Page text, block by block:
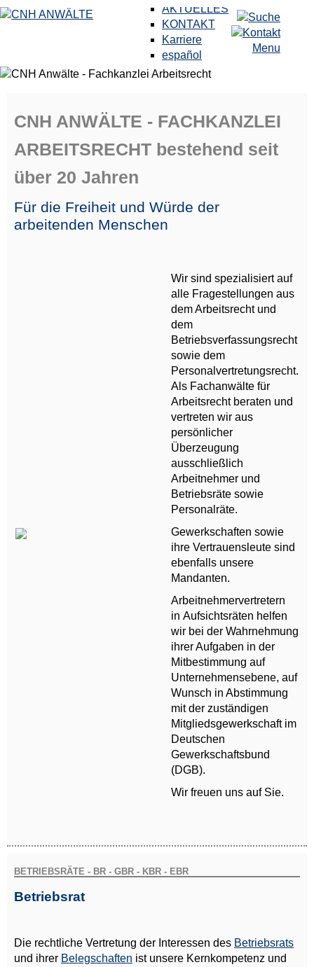
Menu
AKTUELLES
KONTAKT
Karriere
español
CNH ANWÄLTE - FACHKANZLEI
ARBEITSRECHT bestehend seit
über 20 Jahren
Für die Freiheit und Würde der
arbeitenden Menschen
Wir sind spezialisiert auf
alle Fragestellungen aus
dem Arbeitsrecht und
dem
Betriebsverfassungsrecht
sowie dem
Personalvertretungsrecht.
Als Fachanwälte für
Arbeitsrecht beraten und
vertreten wir aus
persönlicher
Überzeugung
ausschließlich
Arbeitnehmer und
Betriebsräte sowie
Personalräte.
Gewerkschaften sowie
ihre Vertrauensleute sind
ebenfalls unsere
Mandanten.
Arbeitnehmervertretern
in Aufsichtsräten helfen
wir bei der Wahrnehmung
ihrer Aufgaben in der
Mitbestimmung auf
Unternehmensebene, auf
Wunsch in Abstimmung
mit der zuständigen
Mitgliedsgewerkschaft im
Deutschen
Gewerkschaftsbund
(DGB).
Wir freuen uns auf Sie.
BETRIEBSRÄTE - BR - GBR - KBR - EBR
Betriebsrat
Die rechtliche Vertretung der Interessen des Betriebsrats
und ihrer Belegschaften ist unsere Kernkompetenz und